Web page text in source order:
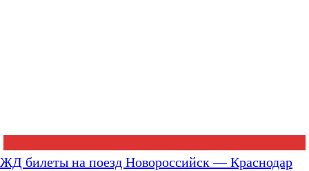
ЖД билеты на поезд Новороссийск — Краснодар